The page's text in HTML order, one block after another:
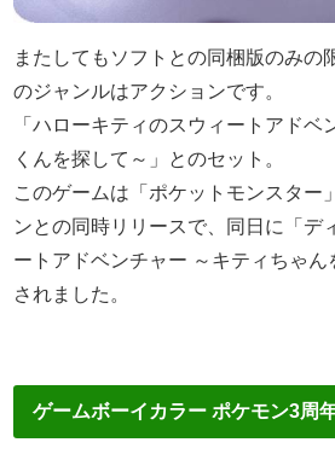
またしてもソフトとの同梱版のみの
のジャンルはアクションです。
「ハローキティのスウィートアド
くんを探して～」とのセット。
このゲームは「ポケットモンスター
ンとの同時リリースで、同日に「デ
ートアドベンチャー ～キティちゃ
されました。
ゲームボーイカラー ポケモン3周